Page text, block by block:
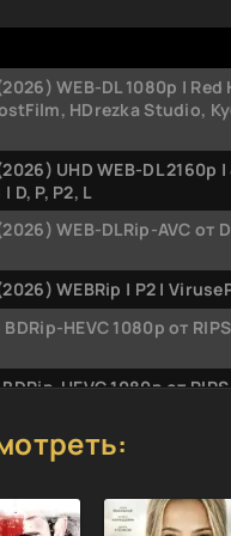
WEB-DL 1080p | Red
HDrezka Studio,
UHD WEB-DL 2160p |
D, P, P2, L
WEB-DLRip-AVC от
WEBRip | P2 |
HEVC 1080p от RIPS
HEVC 1080p от RIPS
AVC от 0ptimus | D,
720p | D, P, P2, A